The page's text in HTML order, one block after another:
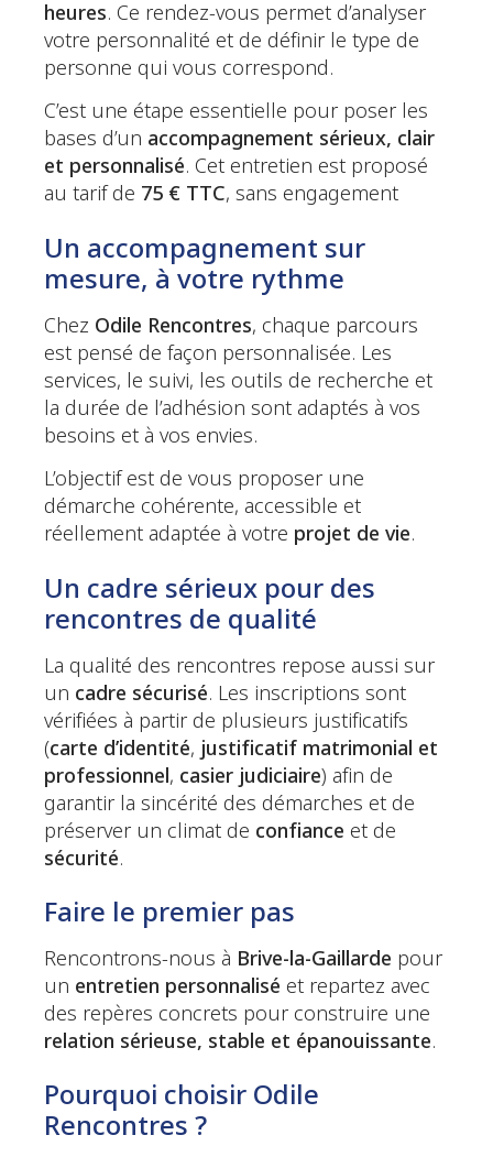
heures. Ce rendez-vous permet d’analyser
votre personnalité et de définir le type de
personne qui vous correspond.
C’est une étape essentielle pour poser les
bases d’un accompagnement sérieux, clair
et personnalisé. Cet entretien est proposé
au tarif de 75 € TTC, sans engagement
Un accompagnement sur
mesure, à votre rythme
Chez Odile Rencontres, chaque parcours
est pensé de façon personnalisée. Les
services, le suivi, les outils de recherche et
la durée de l’adhésion sont adaptés à vos
besoins et à vos envies.
L’objectif est de vous proposer une
démarche cohérente, accessible et
réellement adaptée à votre projet de vie.
Un cadre sérieux pour des
rencontres de qualité
La qualité des rencontres repose aussi sur
un cadre sécurisé. Les inscriptions sont
vérifiées à partir de plusieurs justificatifs
(carte d’identité, justificatif matrimonial et
professionnel, casier judiciaire) afin de
garantir la sincérité des démarches et de
préserver un climat de confiance et de
sécurité.
Faire le premier pas
Rencontrons-nous à Brive-la-Gaillarde pour
un entretien personnalisé et repartez avec
des repères concrets pour construire une
relation sérieuse, stable et épanouissante.
Pourquoi choisir Odile
Rencontres ?